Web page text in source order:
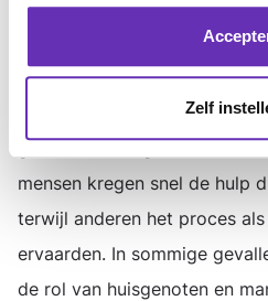
Zelf
het vaakst een aanvraag
(76%) en een
Uit de reacties blijkt dat er
gemeenten omgaan met
mensen kregen snel de hulp
terwijl anderen het proces
ervaarden. In sommige
de rol van huisgenoten en